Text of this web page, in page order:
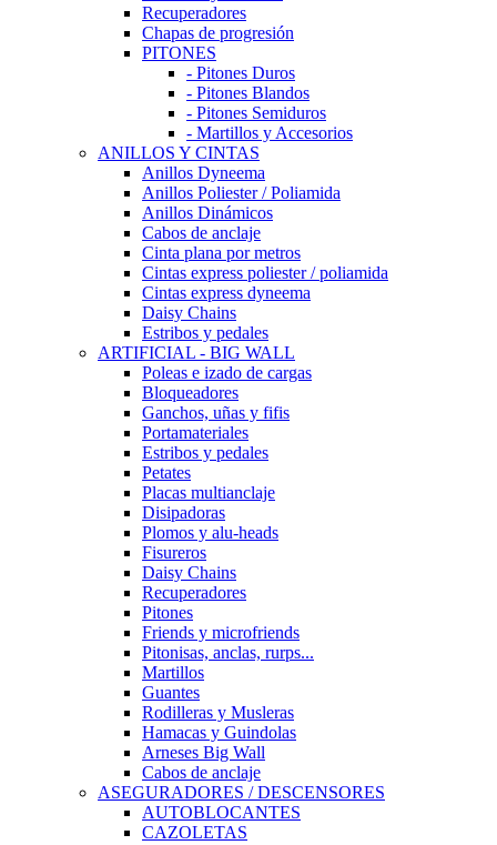
Recuperadores
Chapas de progresión
PITONES
- Pitones Duros
- Pitones Blandos
- Pitones Semiduros
- Martillos y Accesorios
ANILLOS Y CINTAS
Anillos Dyneema
Anillos Poliester / Poliamida
Anillos Dinámicos
Cabos de anclaje
Cinta plana por metros
Cintas express poliester / poliamida
Cintas express dyneema
Daisy Chains
Estribos y pedales
ARTIFICIAL - BIG WALL
Poleas e izado de cargas
Bloqueadores
Ganchos, uñas y fifis
Portamateriales
Estribos y pedales
Petates
Placas multianclaje
Disipadoras
Plomos y alu-heads
Fisureros
Daisy Chains
Recuperadores
Pitones
Friends y microfriends
Pitonisas, anclas, rurps...
Martillos
Guantes
Rodilleras y Musleras
Hamacas y Guindolas
Arneses Big Wall
Cabos de anclaje
ASEGURADORES / DESCENSORES
AUTOBLOCANTES
CAZOLETAS